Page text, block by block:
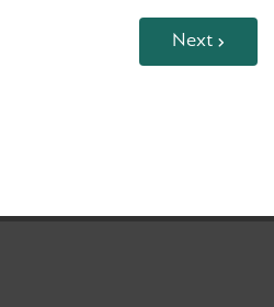
Next